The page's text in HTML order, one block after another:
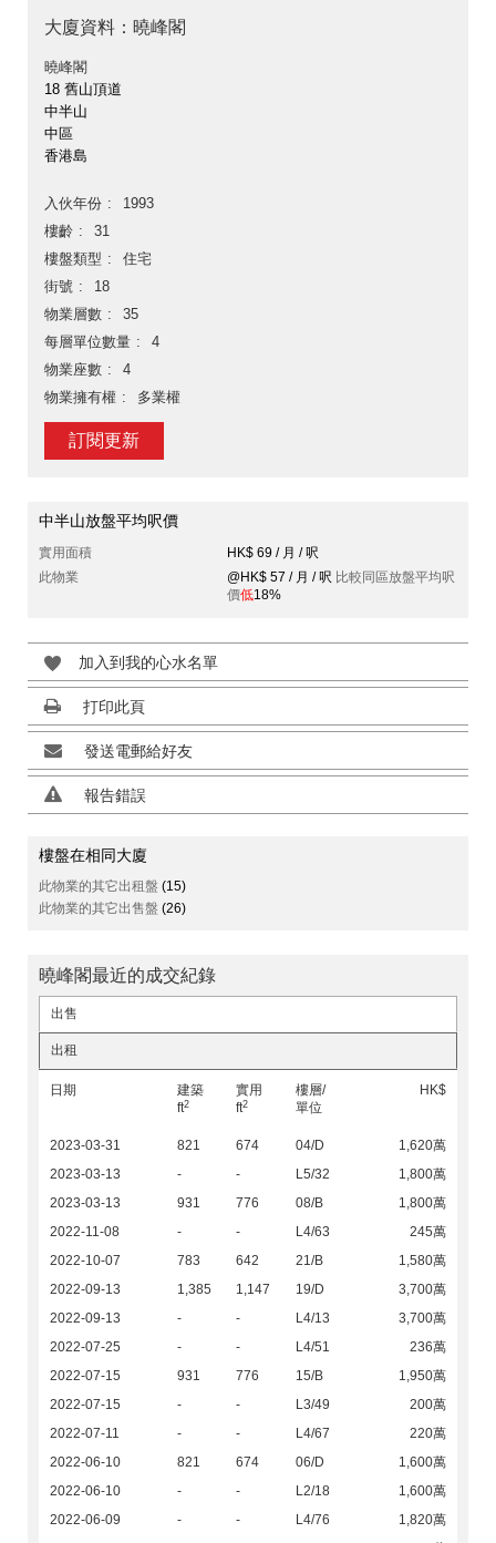
大廈資料：曉峰閣
曉峰閣
18 舊山頂道
中半山
中區
香港島
入伙年份
1993
樓齡
31
樓盤類型
住宅
街號
18
物業層數
35
每層單位數量
4
物業座數
4
物業擁有權
多業權
訂閱更新
中半山放盤平均呎價
實用面積
HK$ 69 / 月 / 呎
此物業
@HK$ 57 / 月 / 呎 比較同區放盤平均呎
價低18%
加入到我的心水名單
打印此頁
發送電郵給好友
報告錯誤
樓盤在相同大廈
此物業的其它出租盤 (15)
此物業的其它出售盤 (26)
曉峰閣最近的成交紀錄
出售
出租
日期
建築
ft2
實用
ft2
樓層/
單位
HK$
2023-03-31 821 674 04/D
1,620萬
2023-03-13
- - L5/32
1,800萬
2023-03-13
931 776 08/B
1,800萬
2022-11-08
- - L4/63
245萬
2022-10-07
783 642 21/B
1,580萬
2022-09-13
1,385 1,147 19/D
3,700萬
2022-09-13
- - L4/13
3,700萬
2022-07-25
- - L4/51
236萬
2022-07-15
931 776 15/B
1,950萬
2022-07-15
- - L3/49
200萬
2022-07-11
- - L4/67
220萬
2022-06-10
821 674 06/D
1,600萬
2022-06-10
- - L2/18
1,600萬
2022-06-09
- - L4/76
1,820萬